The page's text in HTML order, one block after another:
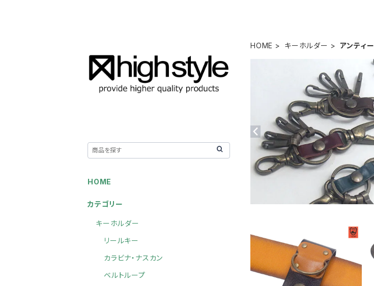
HOME キーホルダー アンティ
HOME
カテゴリー
キーホルダー
リールキー
カラビナ・ナスカン
ベルトループ